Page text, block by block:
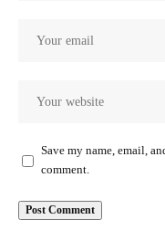
Save my name, email,
comment.